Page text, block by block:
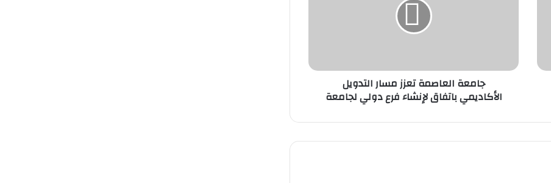
فرع
لجامعة
جامعة العاصمة تعزز مسار التدويل
الأكاديمي باتفاق لإنشاء فرع دولي لجامعة